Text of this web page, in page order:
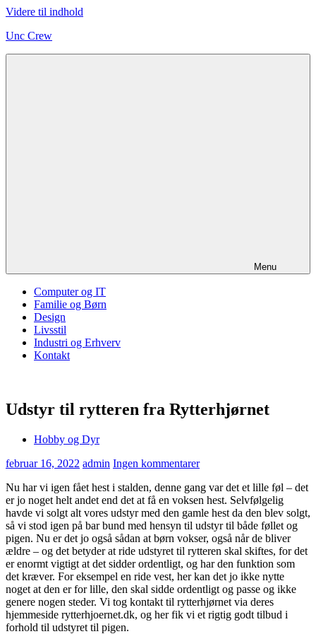
Videre til indhold
Unc Crew
Menu
Computer og IT
Familie og Børn
Design
Livsstil
Industri og Erhverv
Kontakt
Udstyr til rytteren fra Rytterhjørnet
Hobby og Dyr
februar 16, 2022 admin Ingen kommentarer
Nu har vi igen fået hest i stalden, denne gang var det et lille føl – det
er jo noget helt andet end det at få en voksen hest. Selvfølgelig
havde vi solgt alt vores udstyr med den gamle hest da den blev solgt,
så vi stod igen på bar bund med hensyn til udstyr til både føllet og
pigen. Nu er det jo også sådan at børn vokser, også når de bliver
ældre – og det betyder at ride udstyret til rytteren skal skiftes, for det
er enormt vigtigt at det sidder ordentligt, og har den funktion som
det kræver. For eksempel en ride vest, her kan det jo ikke nytte
noget at den er for lille, den skal sidde ordentligt og passe og ikke
genere nogen steder. Vi tog kontakt til rytterhjørnet via deres
hjemmeside rytterhjoernet.dk, og her fik vi et rigtig godt tilbud i
forhold til udstyret til pigen.